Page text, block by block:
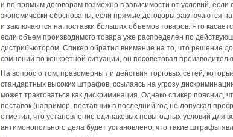
и по прямым договорам возможно в зависимости от условий,
экономически обоснованы, если прямые договоры заключаются
и заключаются на поставки больших объемов товаров. Что
если объем производимого товара уже распределен по
дистрибьютором. Спикер обратил внимание на то, что решение
сомнений по конкретной ситуации, он посоветовал
На вопрос о том, правомерны ли действия торговых сетей,
стандартных высоких штрафов, ссылаясь на угрозу
может трактоваться как дискриминация. Однако спикер
поставок (например, поставщик в последний год не допускал
отметил, что установление одинаковых невыгодных условий для
антимонопольного дела будет установлено, что такие штрафы